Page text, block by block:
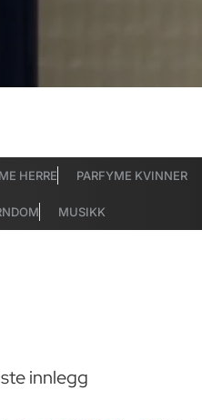
HERRE PARFYME KVINNER
MUSIKK
innlegg